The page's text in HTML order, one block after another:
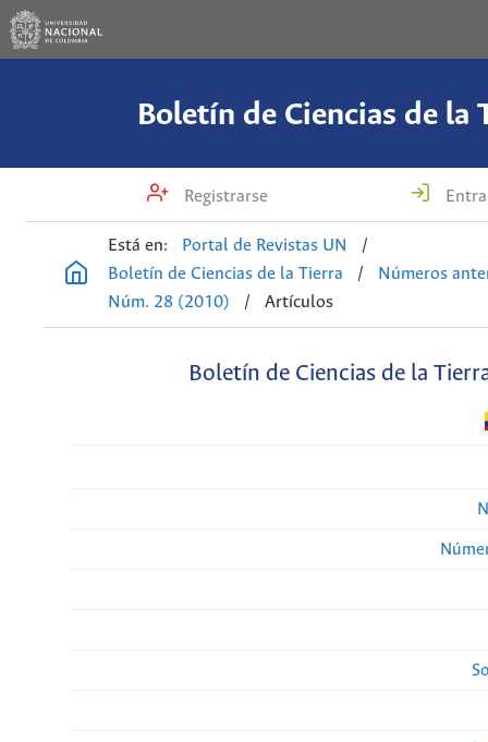
Boletín de Ciencias de la
Registrarse
Está en: Portal de Revistas UN
/
Boletín de Ciencias de la Tierra
/
Números
Núm. 28 (2010)
/ Artículos
Boletín de Ciencias de la